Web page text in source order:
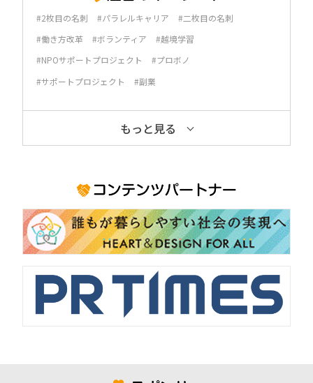
#2枚目の名刺 #パラレルキャリア
#二枚目の名刺
#働き方改革
#ボランティア
#越境学習
#NPOサポートプロジェクト
#プロボノ
#サポートプロジェクト
#副業
もっと見る